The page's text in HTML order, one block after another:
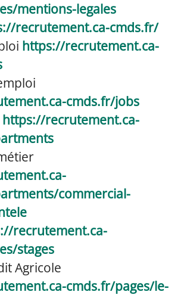
mentions-legales
recrutement.ca-cmds.fr/
https://recrutement.ca-
cmds.fr/jobs
https://recrutement.ca-
commercial-
recrutement.ca-
stages
Agricole
cmds.fr/pages/le-